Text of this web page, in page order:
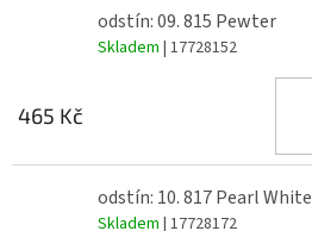
odstín: 09. 815 Pewter
Skladem | 17728152
465 Kč
odstín: 10. 817 Pearl White
Skladem | 17728172